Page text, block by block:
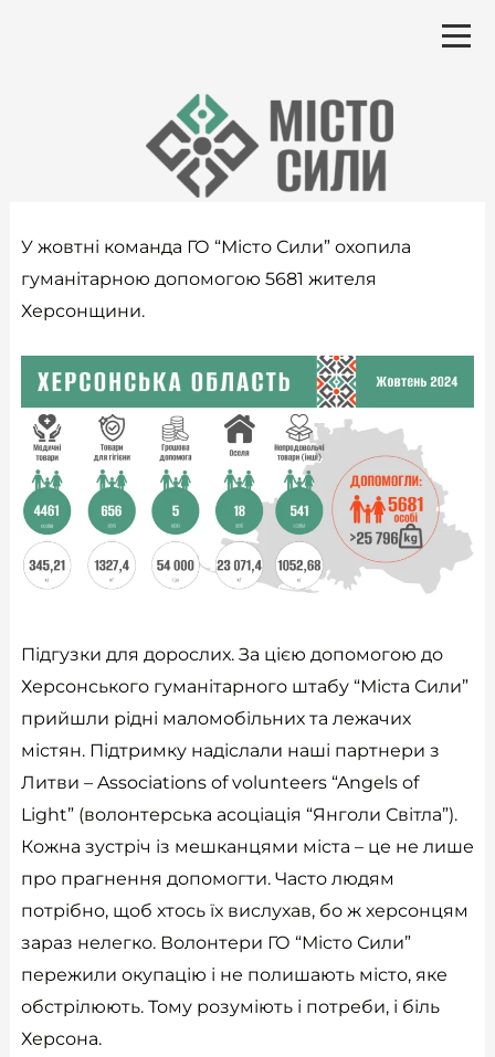
У жовтні команда ГО “Місто Сили” охопила
гуманітарною допомогою 5681 жителя
Херсонщини.
Підгузки для дорослих. За цією допомогою до
Херсонського гуманітарного штабу “Міста Сили”
прийшли рідні маломобільних та лежачих
містян. Підтримку надіслали наші партнери з
Литви – Associations of volunteers “Angels of
Light” (волонтерська асоціація “Янголи Світла”).
Кожна зустріч із мешканцями міста – це не лише
про прагнення допомогти. Часто людям
потрібно, щоб хтось їх вислухав, бо ж херсонцям
зараз нелегко. Волонтери ГО “Місто Сили”
пережили окупацію і не полишають місто, яке
обстрілюють. Тому розуміють і потреби, і біль
Херсона.